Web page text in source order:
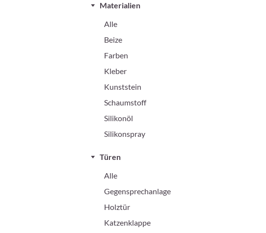
Materialien
Alle
Beize
Farben
Kleber
Kunststein
Schaumstoff
Silikonöl
Silikonspray
Türen
Alle
Gegensprechanlage
Holztür
Katzenklappe